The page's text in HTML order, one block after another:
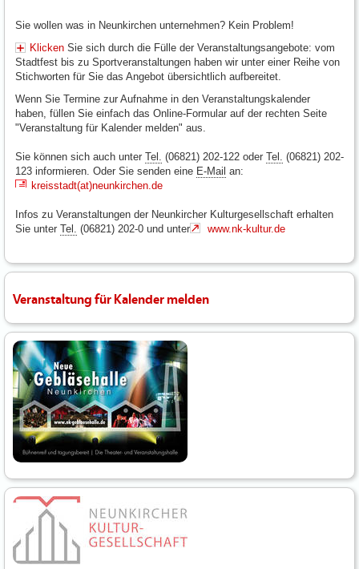
Sie wollen was in Neunkirchen unternehmen? Kein Problem!
Klicken Sie sich durch die Fülle der Veranstaltungsangebote: vom
Stadtfest bis zu Sportveranstaltungen haben wir unter einer Reihe von
Stichworten für Sie das Angebot übersichtlich aufbereitet.
Wenn Sie Termine zur Aufnahme in den Veranstaltungskalender
haben, füllen Sie einfach das Online-Formular auf der rechten Seite
"Veranstaltung für Kalender melden" aus.
Sie können sich auch unter Tel. (06821) 202-122 oder Tel. (06821) 202-
123 informieren. Oder Sie senden eine E-Mail an:
kreisstadt(at)neunkirchen.de
Infos zu Veranstaltungen der Neunkircher Kulturgesellschaft erhalten
Sie unter Tel. (06821) 202-0 und unter www.nk-kultur.de
Veranstaltung für Kalender melden